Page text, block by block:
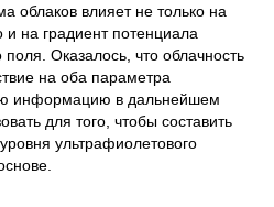
облаков влияет не только на
на градиент потенциала
поля. Оказалось, что облачность
на оба параметра
информацию в дальнейшем
для того, чтобы составить
ультрафиолетового